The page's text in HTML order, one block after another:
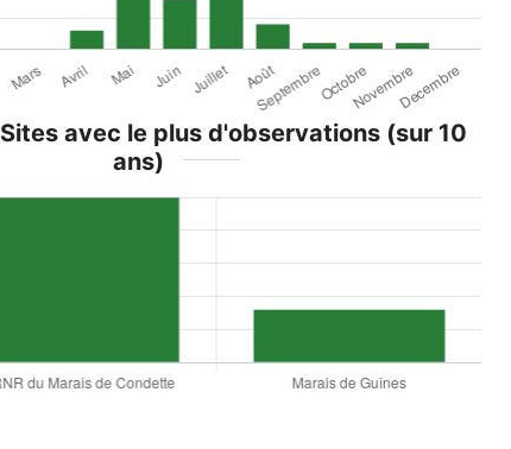
Sites avec le plus d'observations (sur 10
ans)